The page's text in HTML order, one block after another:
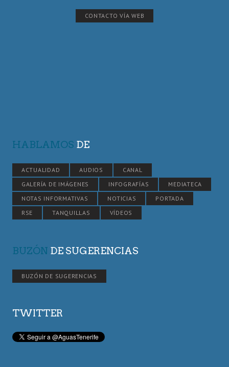
CONTACTO VÍA WEB
HABLAMOS DE
ACTUALIDAD AUDIOS
CANAL
GALERÍA DE IMÁGENES
INFOGRAFÍAS
MEDIATECA
NOTAS INFORMATIVAS
NOTICIAS
PORTADA
RSE
TANQUILLAS VÍDEOS
BUZÓN DE SUGERENCIAS
BUZÓN DE SUGERENCIAS
TWITTER